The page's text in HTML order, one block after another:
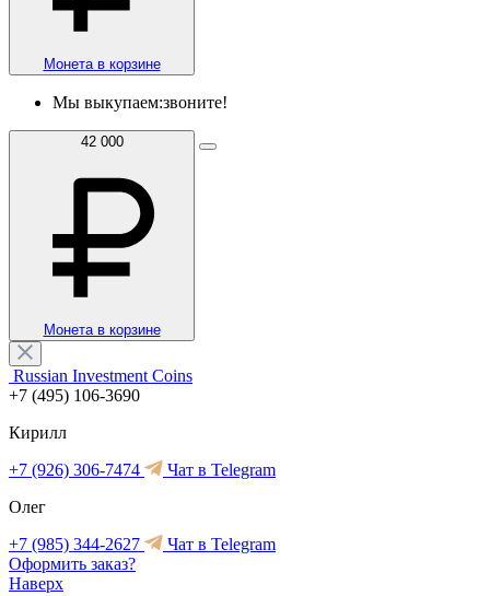
Монета в корзине
Мы выкупаем:звоните!
42 000
Монета в корзине
Russian Investment Coins
+7 (495) 106-3690
Кирилл
+7 (926) 306-7474
Чат в Telegram
Олег
+7 (985) 344-2627
Чат в Telegram
Оформить заказ?
Наверх